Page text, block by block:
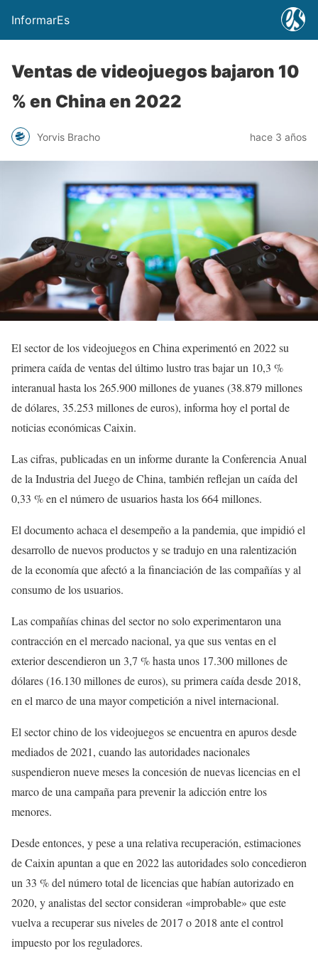
InformarEs
Ventas de videojuegos bajaron 10
% en China en 2022
Yorvis Bracho hace 3 años
El sector de los videojuegos en China experimentó en 2022 su
primera caída de ventas del último lustro tras bajar un 10,3 %
interanual hasta los 265.900 millones de yuanes (38.879 millones
de dólares, 35.253 millones de euros), informa hoy el portal de
noticias económicas Caixin.
Las cifras, publicadas en un informe durante la Conferencia Anual
de la Industria del Juego de China, también reflejan un caída del
0,33 % en el número de usuarios hasta los 664 millones.
El documento achaca el desempeño a la pandemia, que impidió el
desarrollo de nuevos productos y se tradujo en una ralentización
de la economía que afectó a la financiación de las compañías y al
consumo de los usuarios.
Las compañías chinas del sector no solo experimentaron una
contracción en el mercado nacional, ya que sus ventas en el
exterior descendieron un 3,7 % hasta unos 17.300 millones de
dólares (16.130 millones de euros), su primera caída desde 2018,
en el marco de una mayor competición a nivel internacional.
El sector chino de los videojuegos se encuentra en apuros desde
mediados de 2021, cuando las autoridades nacionales
suspendieron nueve meses la concesión de nuevas licencias en el
marco de una campaña para prevenir la adicción entre los
menores.
Desde entonces, y pese a una relativa recuperación, estimaciones
de Caixin apuntan a que en 2022 las autoridades solo concedieron
un 33 % del número total de licencias que habían autorizado en
2020, y analistas del sector consideran «improbable» que este
vuelva a recuperar sus niveles de 2017 o 2018 ante el control
impuesto por los reguladores.